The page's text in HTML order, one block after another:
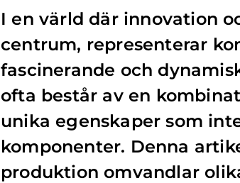
I en värld där innovation
centrum, representerar
fascinerande och
ofta består av en
unika egenskaper som
komponenter. Denna
produktion omvandlar